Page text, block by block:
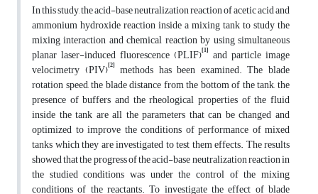
In this study, the acid-base neutralization reaction of acetic acid and
ammonium hydroxide reaction inside a mixing tank to study the
mixing interaction and chemical reaction by using simultaneous
planar laser-induced fluorescence (PLIF)[1] and particle image
velocimetry (PIV)[2] methods has been examined. The blade
rotation speed, the blade distance from the bottom of the tank, the
presence of buffers and the rheological properties of the fluid
inside the tank are all the parameters that can be changed and
optimized to improve the conditions of performance of mixed
tanks which they are investigated to test them effects. The results
showed that the progress of the acid-base neutralization reaction in
the studied conditions was under the control of the mixing
conditions of the reactants. To investigate the effect of blade